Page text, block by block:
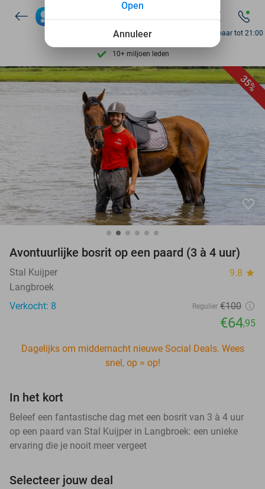
Ontdek 15.000+ deals
7 dagen per week beschikbaar
10+ miljoen leden
9,4 op basis van206.298 reviews
Ontdek 15.000+ deals
7 dagen per week beschikbaar
10+ miljoen leden
Bereikbaar tot 21:00
35%
favorite_border
Avontuurlijke bosrit op een paard (3 à 4 uur)
Stal Kuijper 9.8 star
Langbroek
Verkocht: 8
Regulier €100
€64,95
Dagelijks om middernacht nieuwe Social Deals. Wees
snel, op = op!
In het kort
Beleef een fantastische dag met een bosrit van 3 à 4 uur
op een paard van Stal Kuijper in Langbroek: een unieke
ervaring die je nooit meer vergeet
Selecteer jouw deal
Annuleer
Open